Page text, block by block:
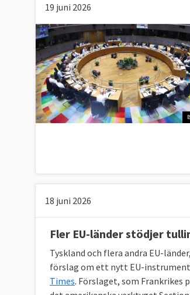
Hållbar utveckling – EU
framåt gällande
dialoger på exempelvis det
Direkta utbyten mellan
utbildning och dialoger
Turiståret 2018 för EU och
6. Vilka problem ser EU
Brist i Kina på mänskliga
marknader eller
EU pekar på att Kina har
rättsstatsprincipen. Kina
19 juni 2026
18 juni 2026
Fler EU-länder stödjer
Tyskland och flera andra EU-
förslag om ett nytt EU-
Times. Förslaget, som Frankrikes